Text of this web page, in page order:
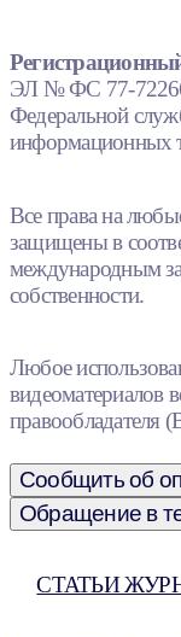
ЭЛ № ФС 77-72266
Федеральной
информационных
Все права на
защищены в
международным
собственности.
Любое
видеоматериалов
правообладателя
Сообщить об
Обращение в
СТАТЬИ